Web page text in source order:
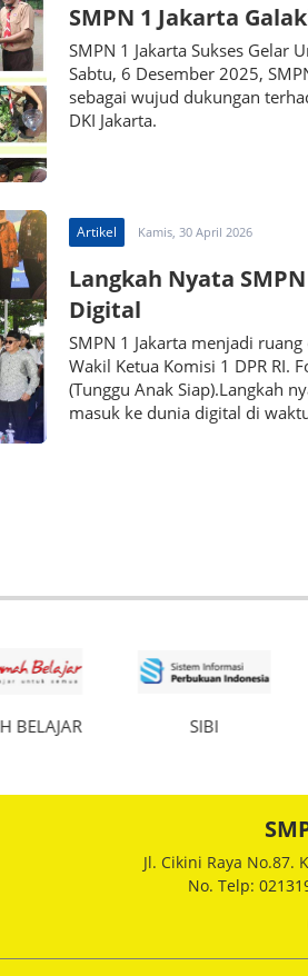
SMPN 1 Jakarta
SMPN 1 Jakarta Sukses Gelar
Sabtu, 6 Desember 2025,
sebagai wujud dukungan
DKI Jakarta.
Artikel Kamis, 30 April 2026
Langkah Nyata
Digital
SMPN 1 Jakarta menjadi
Wakil Ketua Komisi 1 DPR RI.
(Tunggu Anak Siap).Langkah
masuk ke dunia digital di
BELAJAR SIBI
Jl. Cikini Raya No.87.
No. Telp: